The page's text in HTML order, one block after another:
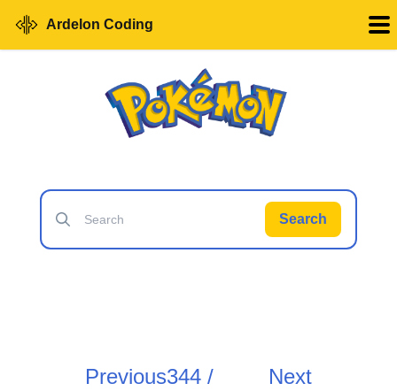
Ardelon Coding
Search
Previous344 /
Next